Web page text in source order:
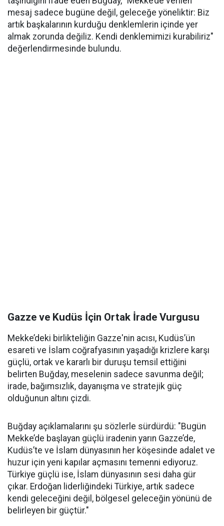
mesaj sadece bugüne değil, geleceğe yöneliktir: Biz
artık başkalarının kurduğu denklemlerin içinde yer
almak zorunda değiliz. Kendi denklemimizi kurabiliriz"
değerlendirmesinde bulundu.
Gazze ve Kudüs İçin Ortak İrade Vurgusu
Mekke’deki birlikteliğin Gazze'nin acısı, Kudüs’ün
esareti ve İslam coğrafyasının yaşadığı krizlere karşı
güçlü, ortak ve kararlı bir duruşu temsil ettiğini
belirten Buğday, meselenin sadece savunma değil;
irade, bağımsızlık, dayanışma ve stratejik güç
olduğunun altını çizdi.
Buğday açıklamalarını şu sözlerle sürdürdü: "Bugün
Mekke’de başlayan güçlü iradenin yarın Gazze’de,
Kudüs’te ve İslam dünyasının her köşesinde adalet ve
huzur için yeni kapılar açmasını temenni ediyoruz.
Türkiye güçlü ise, İslam dünyasının sesi daha gür
çıkar. Erdoğan liderliğindeki Türkiye, artık sadece
kendi geleceğini değil, bölgesel geleceğin yönünü de
belirleyen bir güçtür."